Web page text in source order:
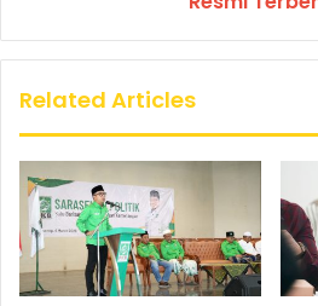
Related Articles